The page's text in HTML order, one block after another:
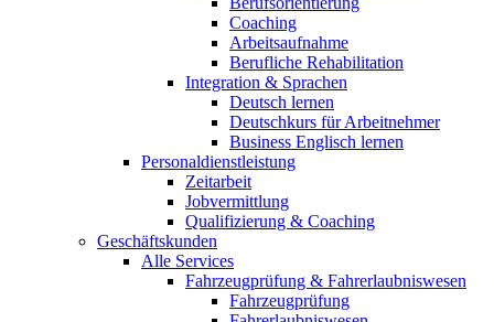
Coaching
Arbeitsaufnahme
Berufliche Rehabilitation
Integration & Sprachen
Deutsch lernen
Deutschkurs für Arbeitnehmer
Business Englisch lernen
Personaldienstleistung
Zeitarbeit
Jobvermittlung
Qualifizierung & Coaching
Geschäftskunden
Alle Services
Fahrzeugprüfung & Fahrerlaubniswesen
Fahrzeugprüfung